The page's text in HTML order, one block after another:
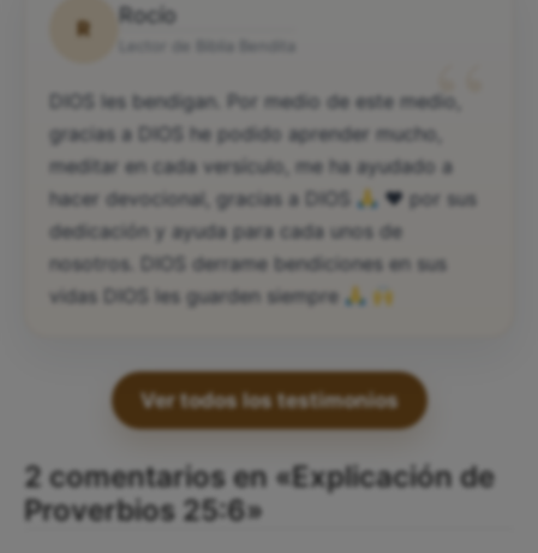
R
Rocío
“
DIOS les bendigan. Por medio de este medio,
gracias a DIOS he podido aprender mucho,
meditar en cada versículo, me ha ayudado a
hacer devocional, gracias a DIOS
♥️ por sus
dedicación y ayuda para cada unos de
nosotros. DIOS derrame bendiciones en sus
vidas DIOS les guarden siempre
Ver todos los testimonios
2 comentarios en «Explicación de
Proverbios 25:6»